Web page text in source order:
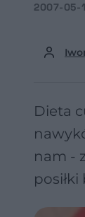
2007-05-
Dieta
nam -